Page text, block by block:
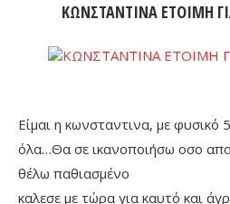
ΚΩΝΣΤΑΝΤΙΝΑ ΕΤΟΙΜΗ
Είμαι η κωνσταντινα, με φυσικό
όλα…Θα σε ικανοποιήσω οσο
θέλω παθιασμένο
καλεσε με τώρα για καυτό και